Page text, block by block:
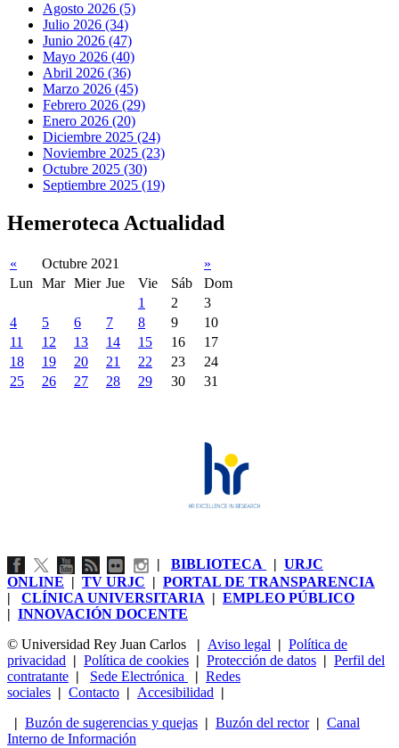
Agosto 2026 (5)
Julio 2026 (34)
Junio 2026 (47)
Mayo 2026 (40)
Abril 2026 (36)
Marzo 2026 (45)
Febrero 2026 (29)
Enero 2026 (20)
Diciembre 2025 (24)
Noviembre 2025 (23)
Octubre 2025 (30)
Septiembre 2025 (19)
Hemeroteca Actualidad
« Octubre 2021
»
Lun
Mar Mier Jue Vie Sáb
Dom
1
2
3
4
5 6 7 8 9
10
11
12 13 14 15 16
17
18
19 20 21 22 23
24
25
26 27 28 29 30 31
| BIBLIOTECA | URJC
ONLINE | TV URJC | PORTAL DE TRANSPARENCIA
| CLÍNICA UNIVERSITARIA | EMPLEO PÚBLICO
| INNOVACIÓN DOCENTE
© Universidad Rey Juan Carlos
| Aviso legal | Política de
privacidad | Política de cookies | Protección de datos | Perfil del
contratante | Sede Electrónica | Redes
sociales | Contacto | Accesibilidad |
| Buzón de sugerencias y quejas | Buzón del rector| Canal
Interno de Información